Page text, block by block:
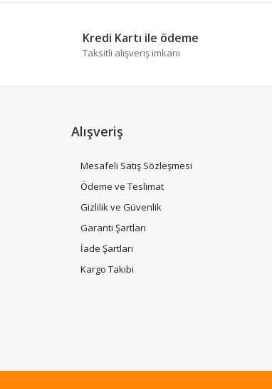
Kredi Kartı ile ödeme
Taksitli alışveriş imkanı
Alışveriş
Mesafeli Satış Sözleşmesi
Ödeme ve Teslimat
Gizlilik ve Güvenlik
Garanti Şartları
İade Şartları
Kargo Takibi